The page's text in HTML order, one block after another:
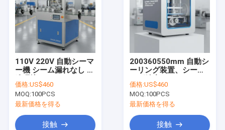
110V 220V 自動シーマ
ー機 シーム漏れなし 製
包装に最適化
価格:US$460
MOQ:100PCS
最新価格を得る
接触
200360550mm 自動シ
ーリング装置、シーミ
ッケージングプロセス
の効率化のために設計
価格:US$460
MOQ:100PCS
最新価格を得る
接触